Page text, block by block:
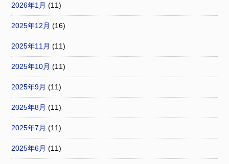
2026年1月 (11)
2025年12月 (16)
2025年11月 (11)
2025年10月 (11)
2025年9月 (11)
2025年8月 (11)
2025年7月 (11)
2025年6月 (11)